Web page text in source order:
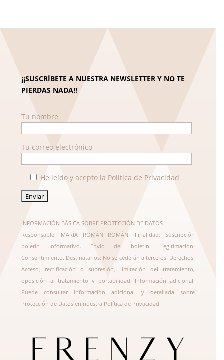
¡¡SUSCRÍBETE A NUESTRA NEWSLETTER Y NO TE
PIERDAS NADA!!
Tu nombre
Tu correo electrónico
He leído y acepto la Política de Privacidad
INFORMACIÓN BÁSICA SOBRE PROTECCIÓN DE DATOS
Responsable: MARÍA ROMÁN ROMÁN. Finalidad: Suscripción
boletín informativo. Envío del boletín. Legitimación:
Consentimiento. Destinatarios: No se cederán a terceros. Derechos:
Acceso, rectificación o supresión, limitación del tratamiento,
oposición al tratamiento y portabilidad. Información adicional:
Puede consultar información adicional y detallada sobre
Protección de Datos en nuestra Política de Privacidad